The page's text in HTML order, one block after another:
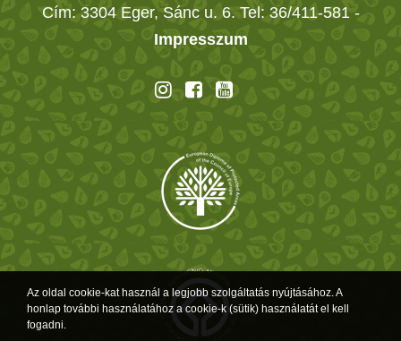
Cím: 3304 Eger, Sánc u. 6. Tel: 36/411-581 -
Impresszum
Az oldal cookie-kat használ a legjobb szolgáltatás nyújtásához. A
honlap további használatához a cookie-k (sütik) használatát el kell
fogadni.